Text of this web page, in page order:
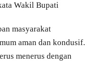
Wakil Bupati
masyarakat
aman dan kondusif.
menerus dengan